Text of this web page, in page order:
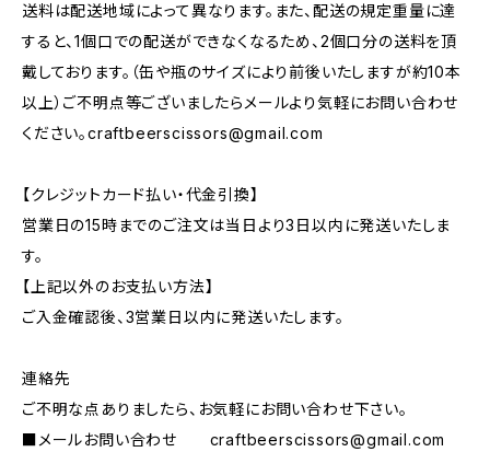
送料は配送地域によって異なります。また、配送の規定重量に達
すると、1個口での配送ができなくなるため、2個口分の送料を頂
戴しております。（缶や瓶のサイズにより前後いたしますが約10本
以上）ご不明点等ございましたらメールより気軽にお問い合わせ
ください。craftbeerscissors@gmail.com
【クレジットカード払い・代金引換】
営業日の15時までのご注文は当日より3日以内に発送いたしま
す。
【上記以外のお支払い方法】
ご入金確認後、3営業日以内に発送いたします。
連絡先
ご不明な点ありましたら、お気軽にお問い合わせ下さい。
■メールお問い合わせ craftbeerscissors@gmail.com